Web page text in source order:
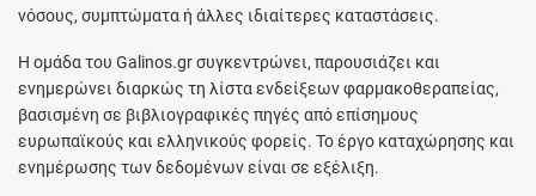
νόσους, συμπτώματα ή άλλες ιδιαίτερες καταστάσεις.
Η ομάδα του Galinos.gr συγκεντρώνει, παρουσιάζει και
ενημερώνει διαρκώς τη λίστα ενδείξεων φαρμακοθεραπείας,
βασισμένη σε βιβλιογραφικές πηγές από επίσημους
ευρωπαϊκούς και ελληνικούς φορείς. Το έργο καταχώρησης και
ενημέρωσης των δεδομένων είναι σε εξέλιξη.